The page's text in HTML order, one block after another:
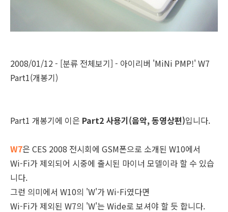
2008/01/12 - [분류 전체보기] - 아이리버 'MiNi PMP!' W7
Part1(개봉기)
Part1 개봉기에 이은 Part2 사용기(음악, 동영상편)입니다.
W7은 CES 2008 전시회에 GSM폰으로 소개된 W10에서
Wi-Fi가 제외되어 시중에 출시된 마이너 모델이라 할 수 있습
니다.
그런 의미에서 W10의 'W'가 Wi-Fi였다면
Wi-Fi가 제외된 W7의 'W'는 Wide로 보셔야 할 듯 합니다.